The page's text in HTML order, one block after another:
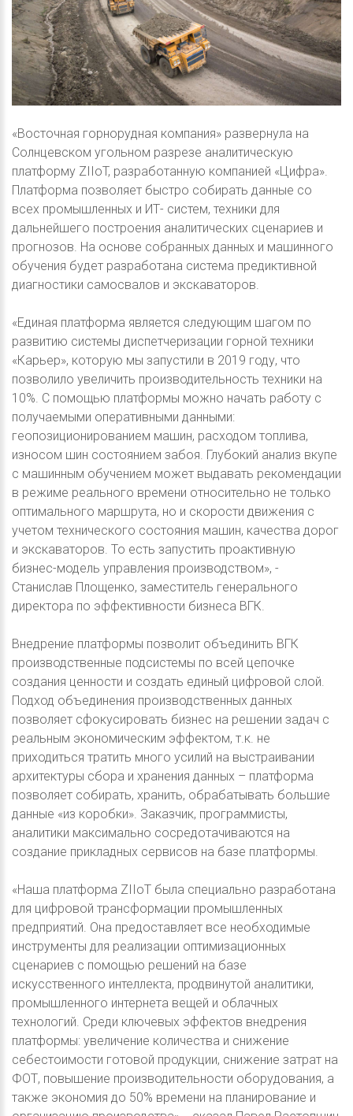
«Восточная горнорудная компания» развернула на
Солнцевском угольном разрезе аналитическую
платформу ZIIoT, разработанную компанией «Цифра».
Платформа позволяет быстро собирать данные со
всех промышленных и ИТ- систем, техники для
дальнейшего построения аналитических сценариев и
прогнозов. На основе собранных данных и машинного
обучения будет разработана система предиктивной
диагностики самосвалов и экскаваторов.
«Единая платформа является следующим шагом по
развитию системы диспетчеризации горной техники
«Карьер», которую мы запустили в 2019 году, что
позволило увеличить производительность техники на
10%. С помощью платформы можно начать работу с
получаемыми оперативными данными:
геопозиционированием машин, расходом топлива,
износом шин состоянием забоя. Глубокий анализ вкупе
с машинным обучением может выдавать рекомендации
в режиме реального времени относительно не только
оптимального маршрута, но и скорости движения с
учетом технического состояния машин, качества дорог
и экскаваторов. То есть запустить проактивную
бизнес-модель управления производством», -
Станислав Площенко, заместитель генерального
директора по эффективности бизнеса ВГК.
Внедрение платформы позволит объединить ВГК
производственные подсистемы по всей цепочке
создания ценности и создать единый цифровой слой.
Подход объединения производственных данных
позволяет сфокусировать бизнес на решении задач с
реальным экономическим эффектом, т.к. не
приходиться тратить много усилий на выстраивании
архитектуры сбора и хранения данных – платформа
позволяет собирать, хранить, обрабатывать большие
данные «из коробки». Заказчик, программисты,
аналитики максимально сосредотачиваются на
создание прикладных сервисов на базе платформы.
«Наша платформа ZIIoT была специально разработана
для цифровой трансформации промышленных
предприятий. Она предоставляет все необходимые
инструменты для реализации оптимизационных
сценариев с помощью решений на базе
искусственного интеллекта, продвинутой аналитики,
промышленного интернета вещей и облачных
технологий. Среди ключевых эффектов внедрения
платформы: увеличение количества и снижение
себестоимости готовой продукции, снижение затрат на
ФОТ, повышение производительности оборудования, а
также экономия до 50% времени на планирование и